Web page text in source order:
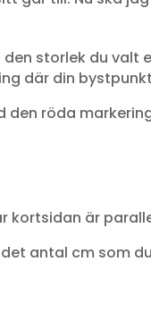
storlek du
där din
den röda
kortsidan är
antal cm som